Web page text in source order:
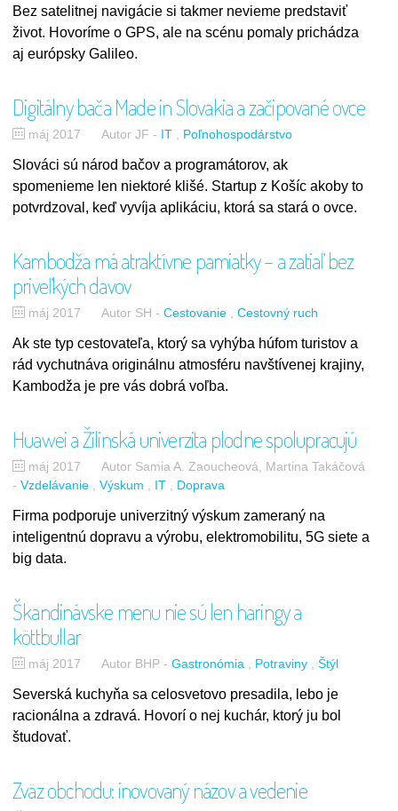
Bez satelitnej navigácie si takmer nevieme predstaviť
život. Hovoríme o GPS, ale na scénu pomaly prichádza
aj európsky Galileo.
Digitálny bača Made in Slovakia a začipované ovce
máj 2017 Autor JF- IT Poľnohospodárstvo
Slováci sú národ bačov a programátorov, ak
spomenieme len niektoré klišé. Startup z Košíc akoby to
potvrdzoval, keď vyvíja aplikáciu, ktorá sa stará o ovce.
Kambodža má atraktívne pamiatky – a zatiaľ bez
priveľkých davov
máj 2017 Autor SH-Cestovanie Cestovný ruch
Ak ste typ cestovateľa, ktorý sa vyhýba húfom turistov a
rád vychutnáva originálnu atmosféru navštívenej krajiny,
Kambodža je pre vás dobrá voľba.
Huawei a Žilinská univerzita plodne spolupracujú
máj 2017
Autor Samia A. Zaoucheová, Martina Takáčová
- Vzdelávanie Výskum IT Doprava
Firma podporuje univerzitný výskum zameraný na
inteligentnú dopravu a výrobu, elektromobilitu, 5G siete a
big data.
Škandinávske menu nie sú len haringy a
köttbullar
máj 2017 Autor BHP-Gastronómia Potraviny Štýl
Severská kuchyňa sa celosvetovo presadila, lebo je
racionálna a zdravá. Hovorí o nej kuchár, ktorý ju bol
študovať.
Zväz obchodu: inovovaný názov a vedenie